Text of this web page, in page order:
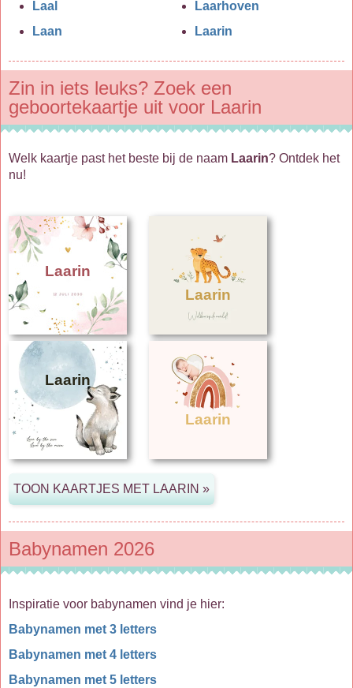
Laal
Laan
Laarhoven
Laarin
Zin in iets leuks? Zoek een
geboortekaartje uit voor Laarin
Welk kaartje past het beste bij de naam Laarin? Ontdek het
nu!
Laarin
Laarin
Laarin
Laarin
Babynamen 2026
Inspiratie voor babynamen vind je hier:
Babynamen met 3 letters
Babynamen met 4 letters
Babynamen met 5 letters